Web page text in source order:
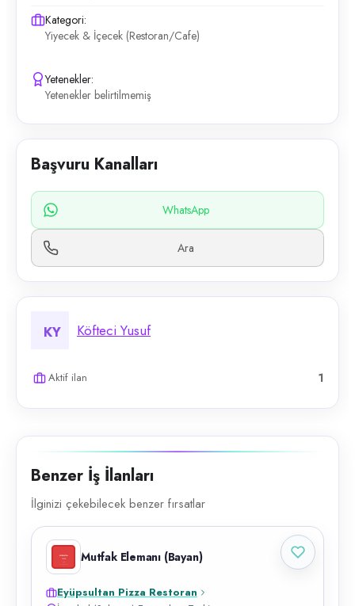
Kategori:
Yiyecek & İçecek (Restoran/Cafe)
Yetenekler:
Yetenekler belirtilmemiş
Başvuru Kanalları
WhatsApp
Ara
KY Köfteci Yusuf
Aktif ilan 1
Benzer İş İlanları
İlginizi çekebilecek benzer fırsatlar
Mutfak Elemanı (Bayan)
Eyüpsultan Pizza Restoran